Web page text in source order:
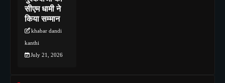
सीएम धामी ने
किया सम्मान
khabar dandi
kanthi
July 21, 2026